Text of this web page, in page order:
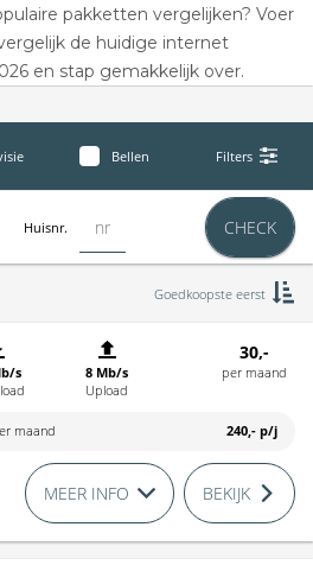
pakketten vergelijken? Voer
de huidige internet
en stap gemakkelijk over.
Bellen Filters
Huisnr. CHECK
Goedkoopste eerst
s
8 Mb/s
Upload
30,-
per maand
maand 240,- p/j
MEER INFO BEKIJK